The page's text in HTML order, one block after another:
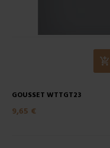
GOUSSET WTTGT23
9,65 €